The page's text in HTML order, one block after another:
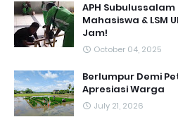
APH
Mahasiswa & LSM
Jam!
October 04, 2025
Berlumpur Demi
Apresiasi Warga
July 21, 2026